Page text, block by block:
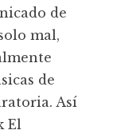
de
mal,
de
Así
El